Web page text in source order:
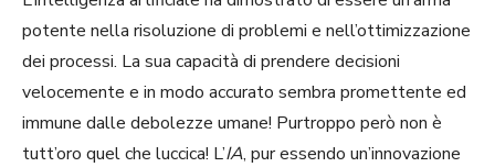
potente nella risoluzione di problemi e nell’ottimizzazione
dei processi. La sua capacità di prendere decisioni
velocemente e in modo accurato sembra promettente ed
immune dalle debolezze umane! Purtroppo però non è
tutt’oro quel che luccica! L’IA, pur essendo un’innovazione